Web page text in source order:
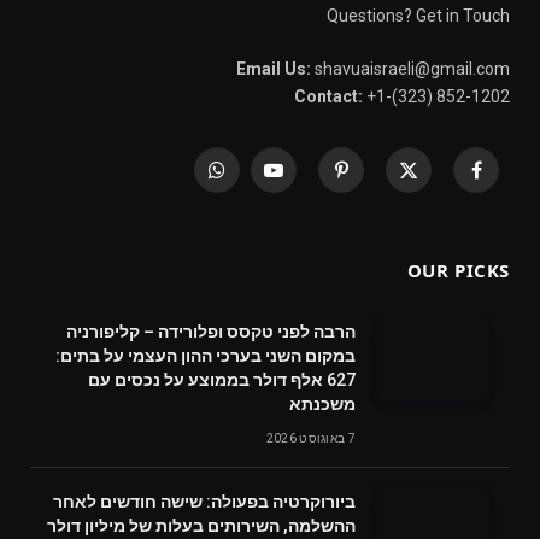
Questions? Get in Touch
Email Us: shavuaisraeli@gmail.com
Contact: +1-(323) 852-1202
Facebook
X
Pinterest
YouTube
WhatsApp
OUR PICKS
הרבה לפני טקסס ופלורידה – קליפורניה
במקום השני בערכי ההון העצמי על בתים:
627 אלף דולר בממוצע על נכסים עם
משכנתא
7 באוגוסט 2026
ביורוקרטיה בפעולה: שישה חודשים לאחר
ההשלמה, השירותים בעלות של מיליון דולר